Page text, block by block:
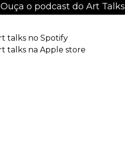
Ouça o podcast do Art Talks
talks no Spotify
talks na Apple store